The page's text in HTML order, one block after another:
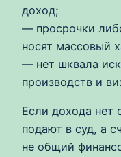
доход;
— просрочки
носят массовый
— нет шквала
производств и
Если дохода нет
подают в суд, а
не общий